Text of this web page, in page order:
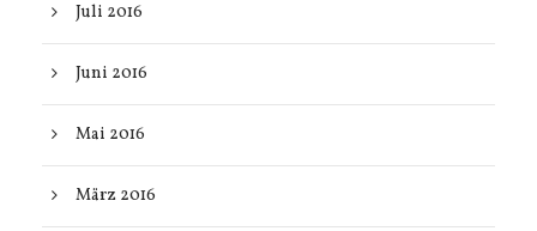
Juli 2016
Juni 2016
Mai 2016
März 2016